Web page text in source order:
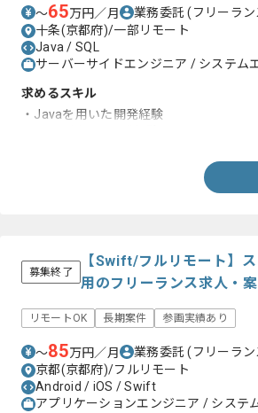
〜65万円／月 業務委託(フリーラン
十条(京都府)/一部リモート
Java / SQL
サーバーサイドエンジニア / システム
求めるスキル
・Javaを用いた開発経験
募集終了
【Swift/フルリモート】
用のフリーランス求人・
リモートOK 長期案件 参画実績あり
〜85万円／月 業務委託(フリーラン
京都(京都府)/フルリモート
Android / iOS / Swift
アプリケーションエンジニア / システ